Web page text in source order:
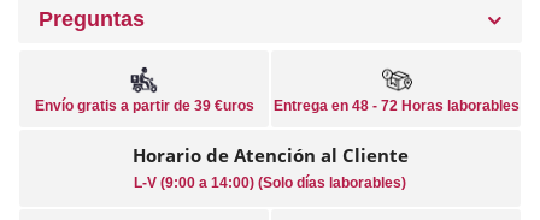
Preguntas
Envío gratis a partir de 39 €uros Entrega en 48 - 72 Horas laborables
Horario de Atención al Cliente
L-V (9:00 a 14:00) (Solo días laborables)